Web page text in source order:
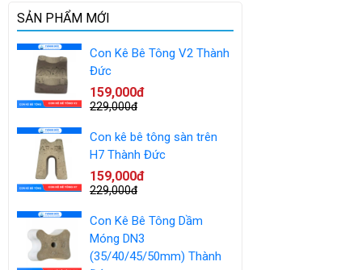
SẢN PHẨM MỚI
Con Kê Bê Tông V2 Thành
Đức
159,000đ
229,000đ
Con kê bê tông sàn trên
H7 Thành Đức
159,000đ
229,000đ
Con Kê Bê Tông Dầm
Móng DN3
(35/40/45/50mm) Thành